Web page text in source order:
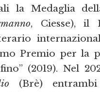
la Medaglia
, Ciesse), il
Premio per la
(2019). Nel
(Brè)